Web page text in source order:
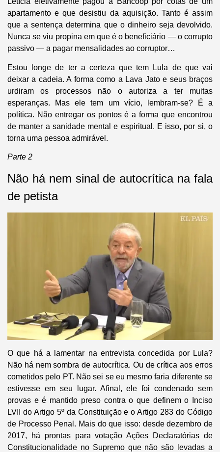
apartamento e que desistiu da aquisição. Tanto é assim
que a sentença determina que o dinheiro seja devolvido.
Nunca se viu propina em que é o beneficiário — o corrupto
passivo — a pagar mensalidades ao corruptor…
Estou longe de ter a certeza que tem Lula de que vai
deixar a cadeia. A forma como a Lava Jato e seus braços
urdiram os processos não o autoriza a ter muitas
esperanças. Mas ele tem um vício, lembram-se? É a
política. Não entregar os pontos é a forma que encontrou
de manter a sanidade mental e espiritual. E isso, por si, o
torna uma pessoa admirável.
Parte 2
Não há nem sinal de autocrítica na fala
de petista
O que há a lamentar na entrevista concedida por Lula?
Não há nem sombra de autocrítica. Ou de crítica aos erros
cometidos pelo PT. Não sei se eu mesmo faria diferente se
estivesse em seu lugar. Afinal, ele foi condenado sem
provas e é mantido preso contra o que definem o Inciso
LVII do Artigo 5º da Constituição e o Artigo 283 do Código
de Processo Penal. Mais do que isso: desde dezembro de
2017, há prontas para votação Ações Declaratórias de
Constitucionalidade no Supremo que não são levadas a